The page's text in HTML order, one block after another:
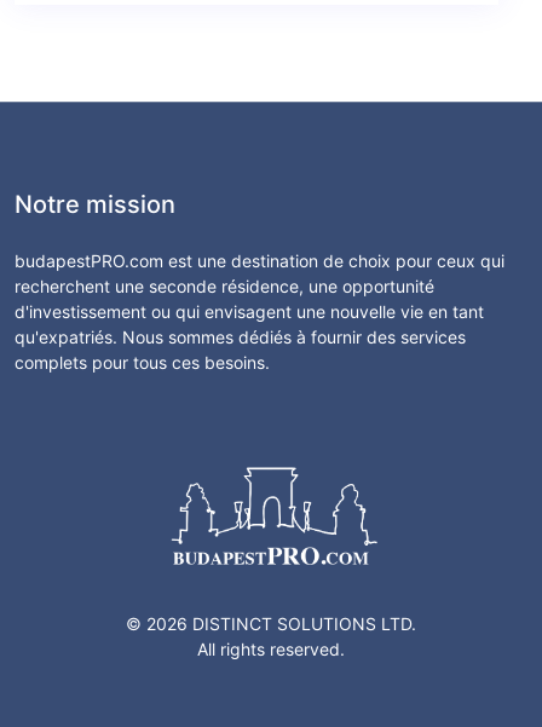
Notre mission
budapestPRO.com est une destination de choix pour ceux qui
recherchent une seconde résidence, une opportunité
d'investissement ou qui envisagent une nouvelle vie en tant
qu'expatriés. Nous sommes dédiés à fournir des services
complets pour tous ces besoins.
© 2026 DISTINCT SOLUTIONS LTD.
All rights reserved.